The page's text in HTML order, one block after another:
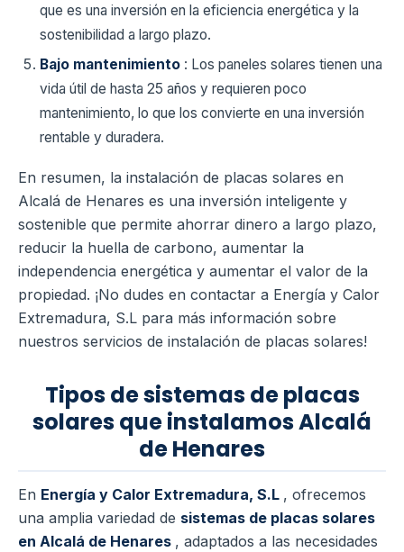
que es una inversión en la eficiencia energética y la
sostenibilidad a largo plazo.
Bajo mantenimiento : Los paneles solares tienen una
vida útil de hasta 25 años y requieren poco
mantenimiento, lo que los convierte en una inversión
rentable y duradera.
En resumen, la instalación de placas solares en
Alcalá de Henares es una inversión inteligente y
sostenible que permite ahorrar dinero a largo plazo,
reducir la huella de carbono, aumentar la
independencia energética y aumentar el valor de la
propiedad. ¡No dudes en contactar a Energía y Calor
Extremadura, S.L para más información sobre
nuestros servicios de instalación de placas solares!
Tipos de sistemas de placas
solares que instalamos Alcalá
de Henares
En Energía y Calor Extremadura, S.L , ofrecemos
una amplia variedad de sistemas de placas solares
en Alcalá de Henares , adaptados a las necesidades